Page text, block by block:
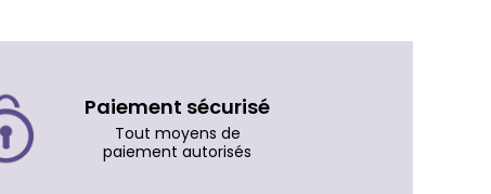
Paiement sécurisé
Tout moyens de
paiement autorisés